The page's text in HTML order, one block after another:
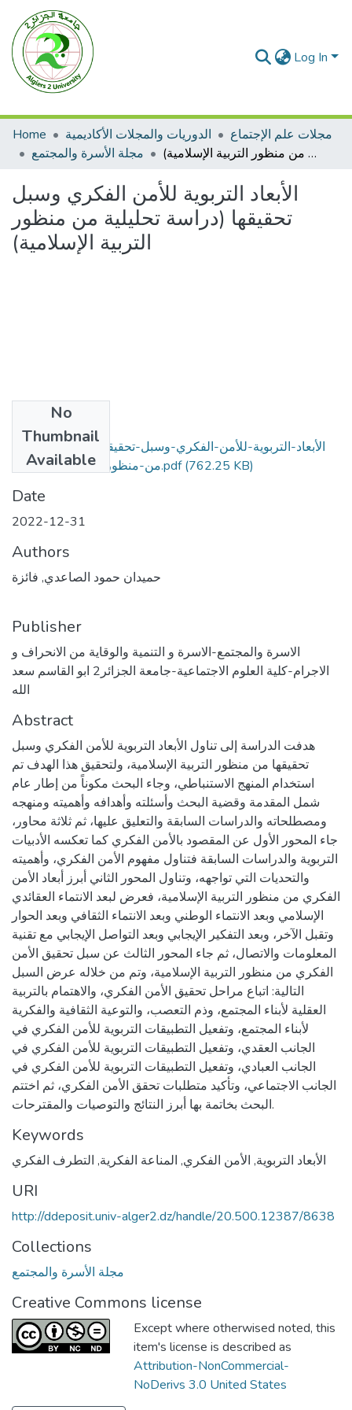
Log In
Home الدوريات والمجلات الأكاديمية
مجلات علم الإجتماع
مجلة الأسرة والمجتمع
الأبعاد التربوية للأمن الفكري وسبل تحقيقها (دراسة تحليلية من منظور التربية الإسلامية)
الأبعاد التربوية للأمن الفكري وسبل
تحقيقها (دراسة تحليلية من منظور
التربية الإسلامية)
No
Thumbnail
Available
الأبعاد-التربوية-للأمن-الفكري-وسبل-تحقيقها-(دراسة-تحليلية-
من-منظور-التربية-الإسلامية).pdf(762.25 KB)
Date
2022-12-31
Authors
حميدان حمود الصاعدي, فائزة
Publisher
الاسرة والمجتمع-الاسرة و التنمية والوقاية من الانحراف و
الاجرام-كلية العلوم الاجتماعية-جامعة الجزائر2 ابو القاسم سعد
الله
Abstract
هدفت الدراسة إلى تناول الأبعاد التربوية للأمن الفكري وسبل
تحقيقها من منظور التربية الإسلامية، ولتحقيق هذا الهدف تم
استخدام المنهج الاستنباطي، وجاء البحث مكوناً من إطار عام
شمل المقدمة وقضية البحث وأسئلته وأهدافه وأهميته ومنهجه
ومصطلحاته والدراسات السابقة والتعليق عليها، ثم ثلاثة محاور،
جاء المحور الأول عن المقصود بالأمن الفكري كما تعكسه الأدبيات
التربوية والدراسات السابقة فتناول مفهوم الأمن الفكري، وأهميته
والتحديات التي تواجهه، وتناول المحور الثاني أبرز أبعاد الأمن
الفكري من منظور التربية الإسلامية، فعرض لبعد الانتماء العقائدي
الإسلامي وبعد الانتماء الوطني وبعد الانتماء الثقافي وبعد الحوار
وتقبل الآخر، وبعد التفكير الإيجابي وبعد التواصل الإيجابي مع تقنية
المعلومات والاتصال، ثم جاء المحور الثالث عن سبل تحقيق الأمن
الفكري من منظور التربية الإسلامية، وتم من خلاله عرض السبل
التالية: اتباع مراحل تحقيق الأمن الفكري، والاهتمام بالتربية
العقلية لأبناء المجتمع، وذم التعصب، والتوعية الثقافية والفكرية
لأبناء المجتمع، وتفعيل التطبيقات التربوية للأمن الفكري في
الجانب العقدي، وتفعيل التطبيقات التربوية للأمن الفكري في
الجانب العبادي، وتفعيل التطبيقات التربوية للأمن الفكري في
الجانب الاجتماعي، وتأكيد متطلبات تحقق الأمن الفكري، ثم اختتم
البحث بخاتمة بها أبرز النتائج والتوصيات والمقترحات.
Keywords
الأبعاد التربوية, الأمن الفكري, المناعة الفكرية, التطرف الفكري
URI
http://ddeposit.univ-alger2.dz/handle/20.500.12387/8638
Collections
مجلة الأسرة والمجتمع
Creative Commons license
Except where otherwised noted, this
item's license is described as
Attribution-NonCommercial-
NoDerivs 3.0 United States